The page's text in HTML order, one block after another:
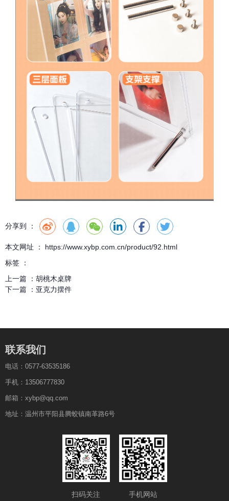
分享到 ：
本文网址 ： https://www.xybp.com.cn/product/92.html
标签 ：
上一篇 ： 胡桃木桌牌
下一篇 ： 亚克力摆件
联系我们
电话：0577-63535186
手机：13506777830
邮箱：xybp@qq.com
地址：温州市平阳县腾蛟镇南革路6号
扫码关注 手机网站